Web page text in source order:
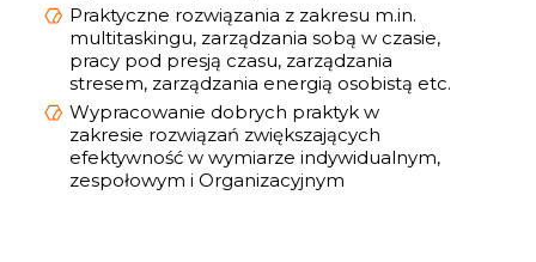
Praktyczne rozwiązania z zakresu m.in.
multitaskingu, zarządzania sobą w czasie,
pracy pod presją czasu, zarządzania
stresem, zarządzania energią osobistą etc.
Wypracowanie dobrych praktyk w
zakresie rozwiązań zwiększających
efektywność w wymiarze indywidualnym,
zespołowym i Organizacyjnym